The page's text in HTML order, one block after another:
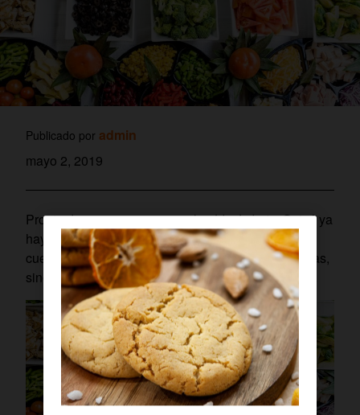
Publicado por admin
mayo 2, 2019
Pronto desayunaremos cerealesblockchain. Quizá ya
hayamos comido un tomate IoT sin habernos dado
cuenta. No se trata de alimentos con chips o antenas,
sino de comida más segura gracias a la tecnología.